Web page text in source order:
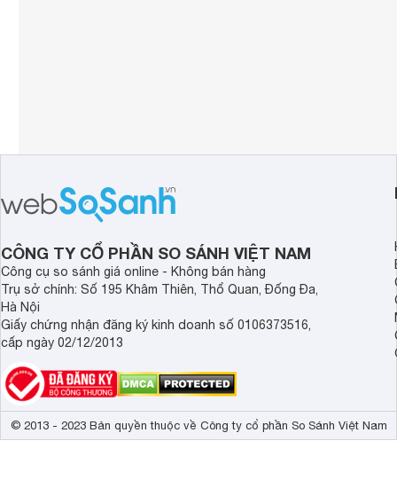
CÔNG TY CỔ PHẦN SO SÁNH VIỆT NAM
Công cụ so sánh giá online - Không bán hàng
Trụ sở chính: Số 195 Khâm Thiên, Thổ Quan, Đống Đa,
Hà Nội
Giấy chứng nhận đăng ký kinh doanh số 0106373516,
cấp ngày 02/12/2013
© 2013 - 2023 Bản quyền thuộc về Công ty cổ phần So Sánh Việt Nam